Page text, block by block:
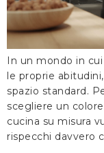
In un mondo in
le proprie
spazio standard.
scegliere un
cucina su misura
rispecchi davvero